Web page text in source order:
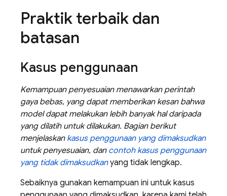
Praktik terbaik dan
batasan
Kasus penggunaan
Kemampuan penyesuaian menawarkan perintah
gaya bebas, yang dapat memberikan kesan bahwa
model dapat melakukan lebih banyak hal daripada
yang dilatih untuk dilakukan. Bagian berikut
menjelaskan kasus penggunaan yang dimaksudkan
untuk penyesuaian, dan contoh kasus penggunaan
yang tidak dimaksudkanyang tidak lengkap.
Sebaiknya gunakan kemampuan ini untuk kasus